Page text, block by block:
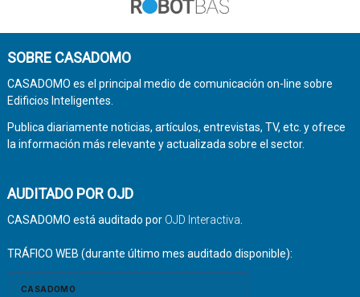
SOBRE CASADOMO
CASADOMO es el principal medio de comunicación on-line sobre
Edificios Inteligentes.
Publica diariamente noticias, artículos, entrevistas, TV, etc. y ofrece
la información más relevante y actualizada sobre el sector.
AUDITADO POR OJD
CASADOMO está auditado por OJD Interactiva
TRÁFICO WEB (durante último mes auditado disponible):